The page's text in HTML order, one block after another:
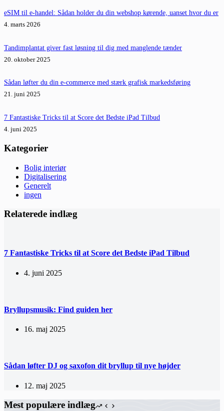
eSIM til e-handel: Sådan holder du din webshop kørende, uanset hvor du er
4. marts 2026
Tandimplantat giver fast løsning til dig med manglende tænder
20. oktober 2025
Sådan løfter du din e-commerce med stærk grafisk markedsføring
21. juni 2025
7 Fantastiske Tricks til at Score det Bedste iPad Tilbud
4. juni 2025
Kategorier
Bolig interiør
Digitalisering
Generelt
ingen
Relaterede indlæg
7 Fantastiske Tricks til at Score det Bedste iPad Tilbud
4. juni 2025
Bryllupsmusik: Find guiden her
16. maj 2025
Sådan løfter DJ og saxofon dit bryllup til nye højder
12. maj 2025
Mest populære indlæg